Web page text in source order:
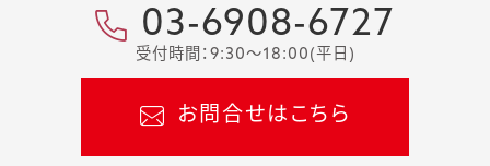
03-6908-6727
受付時間：9:30～18:00(平日)
お問合せはこちら